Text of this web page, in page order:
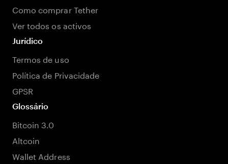
Como comprar Tether
Ver todos os activos
Jurídico
Termos de uso
Política de Privacidade
GPSR
Glossário
Bitcoin 3.0
Altcoin
Wallet Address